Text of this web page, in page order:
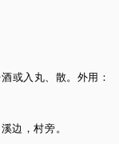
酒或入丸、散。外用：
边，村旁。